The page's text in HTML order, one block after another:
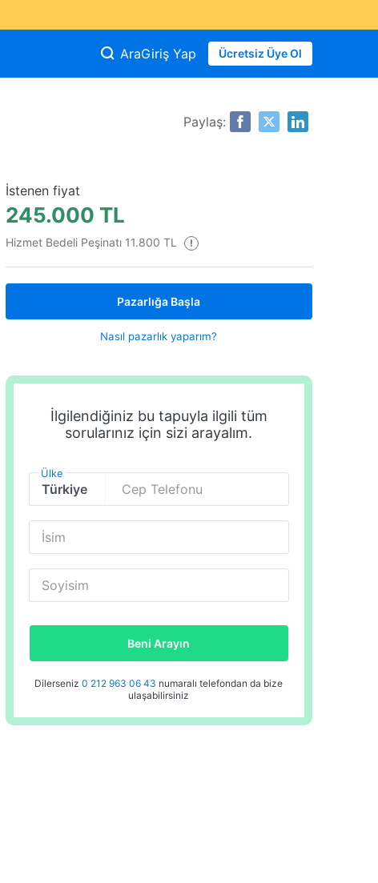
AraGiriş Yap Ücretsiz Üye Ol
Paylaş:
İstenen fiyat
245.000 TL
Hizmet Bedeli Peşinatı 11.800 TL !
Pazarlığa Başla
Nasıl pazarlık yaparım?
İlgilendiğiniz bu tapuyla ilgili tüm
sorularınız için sizi arayalım.
Ülke
Cep Telefonu
İsim
Soyisim
Beni Arayın
Dilerseniz0 212 963 06 43 numaralı telefondan da bize
ulaşabilirsiniz